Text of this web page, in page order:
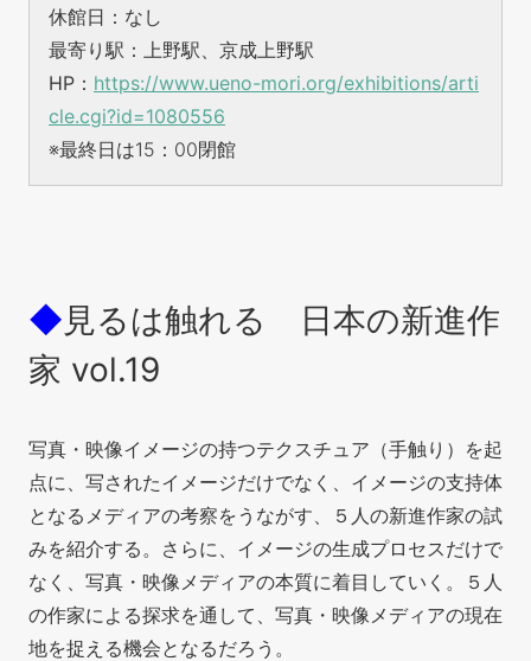
休館日：なし
最寄り駅：上野駅、京成上野駅
HP： https://www.ueno-mori.org/exhibitions/arti
cle.cgi?id=1080556
※最終日は15：00閉館
◆ 見るは触れる
日本の新進作
家 vol.19
写真・映像イメージの持つテクスチュア（手触り）を起
点に、写されたイメージだけでなく、イメージの支持体
となるメディアの考察をうながす、５人の新進作家の試
みを紹介する。さらに、イメージの生成プロセスだけで
なく、写真・映像メディアの本質に着目していく。５ 人
の作家による探求を通して、写真・映像メディアの現在
地を捉える機会となるだろう。